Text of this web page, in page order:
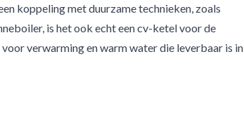
koppeling met duurzame technieken, zoals
is het ook echt een cv-ketel voor de
verwarming en warm water die leverbaar is in